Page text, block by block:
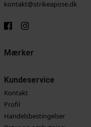
kontakt@strikeapose.dk
Mærker
Kundeservice
Kontakt
Profil
Handelsbestingelser